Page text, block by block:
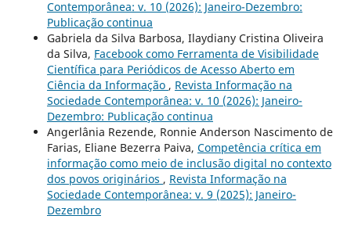
Contemporânea: v. 10 (2026): Janeiro-Dezembro:
Publicação continua
Gabriela da Silva Barbosa, Ilaydiany Cristina Oliveira
da Silva, Facebook como Ferramenta de Visibilidade
Científica para Periódicos de Acesso Aberto em
Ciência da Informação , Revista Informação na
Sociedade Contemporânea: v. 10 (2026): Janeiro-
Dezembro: Publicação continua
Angerlânia Rezende, Ronnie Anderson Nascimento de
Farias, Eliane Bezerra Paiva, Competência crítica em
informação como meio de inclusão digital no contexto
dos povos originários , Revista Informação na
Sociedade Contemporânea: v. 9 (2025): Janeiro-
Dezembro